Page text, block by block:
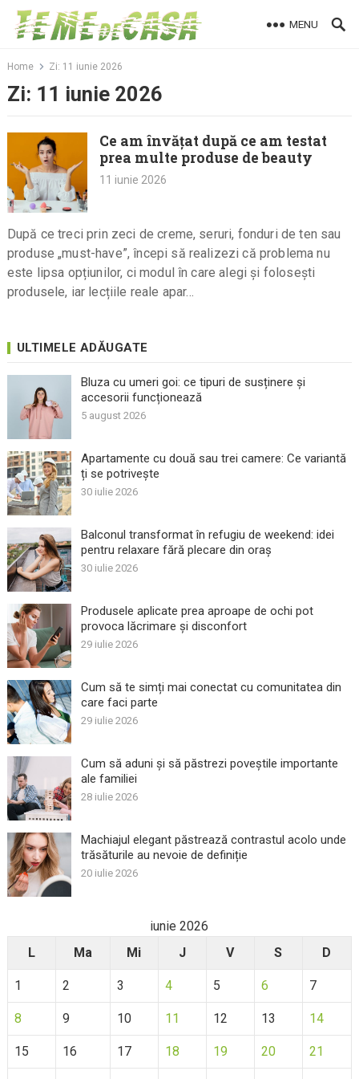
Skip
MENU
Home Zi: 11 iunie 2026
Zi: 11 iunie 2026
Ce am învățat după ce am testat
prea multe produse de beauty
11 iunie 2026
După ce treci prin zeci de creme, seruri, fonduri de ten sau
produse „must-have”, începi să realizezi că problema nu
este lipsa opțiunilor, ci modul în care alegi și folosești
produsele, iar lecțiile reale apar…
ULTIMELE ADĂUGATE
Bluza cu umeri goi: ce tipuri de susținere și
accesorii funcționează
5 august 2026
Apartamente cu două sau trei camere: Ce variantă
ți se potrivește
30 iulie 2026
Balconul transformat în refugiu de weekend: idei
pentru relaxare fără plecare din oraș
30 iulie 2026
Produsele aplicate prea aproape de ochi pot
provoca lăcrimare și disconfort
29 iulie 2026
Cum să te simți mai conectat cu comunitatea din
care faci parte
29 iulie 2026
Cum să aduni și să păstrezi poveștile importante
ale familiei
28 iulie 2026
Machiajul elegant păstrează contrastul acolo unde
trăsăturile au nevoie de definiție
20 iulie 2026
iunie 2026
L
Ma Mi J V S D
1 2 3 4 5 6 7
8 9 10 11 12 13 14
15 16 17 18 19 20 21